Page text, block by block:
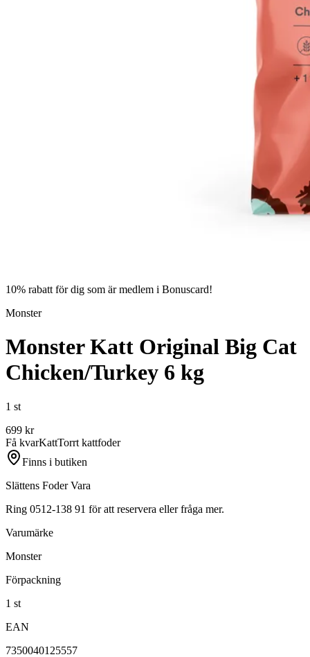
10% rabatt för dig som är medlem i Bonuscard!
Monster
Monster Katt Original Big Cat
Chicken/Turkey 6 kg
1 st
699 kr
Få kvarKattTorrt kattfoder
Finns i butiken
Slättens Foder Vara
Ring 0512-138 91 för att reservera eller fråga mer.
Varumärke
Monster
Förpackning
1 st
EAN
7350040125557